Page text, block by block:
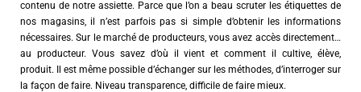
contenu de notre assiette. Parce que l’on a beau scruter les étiquettes de
nos magasins, il n’est parfois pas si simple d’obtenir les informations
nécessaires. Sur le marché de producteurs, vous avez accès directement…
au producteur. Vous savez d’où il vient et comment il cultive, élève,
produit. Il est même possible d’échanger sur les méthodes, d’interroger sur
la façon de faire. Niveau transparence, difficile de faire mieux.